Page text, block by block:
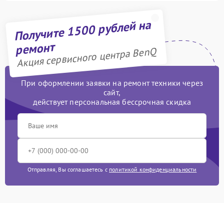
Получите 1500 рублей на
ремонт
Акция сервисного центра BenQ
При оформлении заявки на ремонт техники через
сайт,
действует персональная бессрочная скидка
Отправляя, Вы соглашаетесь с политикой конфиденциальности